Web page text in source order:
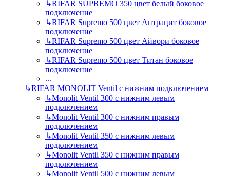
↳RIFAR SUPREMO 350 цвет белый боковое
подключение
↳RIFAR Supremo 500 цвет Антрацит боковое
подключение
↳RIFAR Supremo 500 цвет Айвори боковое
подключение
↳RIFAR Supremo 500 цвет Титан боковое
подключение
...
↳RIFAR MONOLIT Ventil с нижним подключением
↳Monolit Ventil 300 с нижним левым
подключением
↳Monolit Ventil 300 с нижним правым
подключением
↳Monolit Ventil 350 с нижним левым
подключением
↳Monolit Ventil 350 с нижним правым
подключением
↳Monolit Ventil 500 с нижним левым